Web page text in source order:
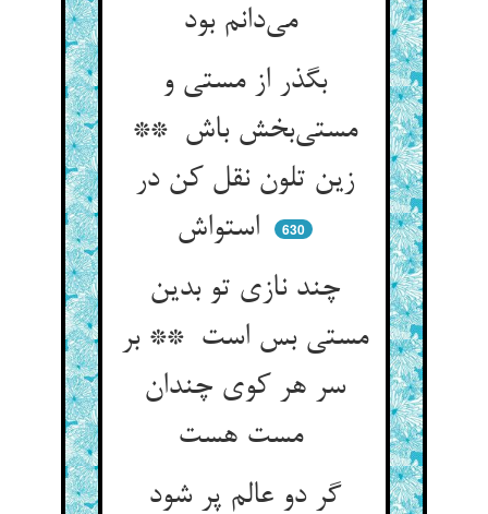
می‌دانم بود
بگذر از مستی و
مستی‌بخش باش **
زین تلون نقل کن در
استواش
630
چند نازی تو بدین
مستی بس است ** بر
سر هر کوی چندان
مست هست
گر دو عالم پر شود